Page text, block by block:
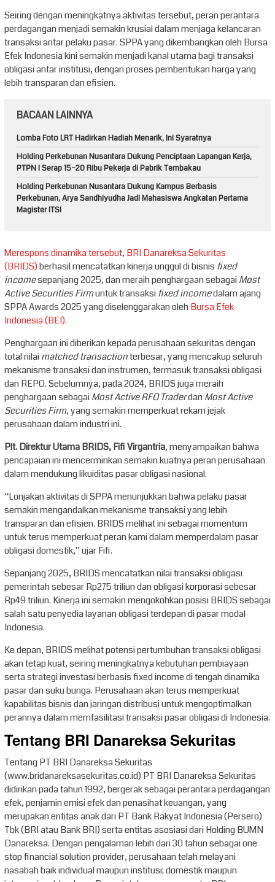
Seiring dengan meningkatnya aktivitas tersebut, peran perantara
perdagangan menjadi semakin krusial dalam menjaga kelancaran
transaksi antar pelaku pasar. SPPA yang dikembangkan oleh Bursa
Efek Indonesia kini semakin menjadi kanal utama bagi transaksi
obligasi antar institusi, dengan proses pembentukan harga yang
lebih transparan dan efisien.
BACAAN LAINNYA
Lomba Foto LRT Hadirkan Hadiah Menarik, Ini Syaratnya
Holding Perkebunan Nusantara Dukung Penciptaan Lapangan Kerja,
PTPN I Serap 15–20 Ribu Pekerja di Pabrik Tembakau
Holding Perkebunan Nusantara Dukung Kampus Berbasis
Perkebunan, Arya Sandhiyudha Jadi Mahasiswa Angkatan Pertama
Magister ITSI
Merespons dinamika tersebut, BRI Danareksa Sekuritas
(BRIDS)berhasil mencatatkan kinerja unggul di bisnis fixed
incomesepanjang 2025, dan meraih penghargaan sebagaiMost
Active Securities Firmuntuk transaksifixed incomedalam ajang
SPPA Awards 2025 yang diselenggarakan olehBursa Efek
Indonesia (BEI).
Penghargaan ini diberikan kepada perusahaan sekuritas dengan
total nilaimatched transactionterbesar, yang mencakup seluruh
mekanisme transaksi dan instrumen, termasuk transaksi obligasi
dan REPO. Sebelumnya, pada 2024, BRIDS juga meraih
penghargaan sebagaiMost Active RFO TraderdanMost Active
Securities Firm, yang semakin memperkuat rekam jejak
perusahaan dalam industri ini.
Plt. Direktur Utama BRIDS, Fifi Virgantria, menyampaikan bahwa
pencapaian ini mencerminkan semakin kuatnya peran perusahaan
dalam mendukung likuiditas pasar obligasi nasional.
“Lonjakan aktivitas di SPPA menunjukkan bahwa pelaku pasar
semakin mengandalkan mekanisme transaksi yang lebih
transparan dan efisien. BRIDS melihat ini sebagai momentum
untuk terus memperkuat peran kami dalam memperdalam pasar
obligasi domestik,” ujar Fifi.
Sepanjang 2025, BRIDS mencatatkan nilai transaksi obligasi
pemerintah sebesar Rp275 triliun dan obligasi korporasi sebesar
Rp49 triliun. Kinerja ini semakin mengokohkan posisi BRIDS sebagai
salah satu penyedia layanan obligasi terdepan di pasar modal
Indonesia.
Ke depan, BRIDS melihat potensi pertumbuhan transaksi obligasi
akan tetap kuat, seiring meningkatnya kebutuhan pembiayaan
serta strategi investasi berbasis fixed income di tengah dinamika
pasar dan suku bunga. Perusahaan akan terus memperkuat
kapabilitas bisnis dan jaringan distribusi untuk mengoptimalkan
perannya dalam memfasilitasi transaksi pasar obligasi di Indonesia.
Tentang BRI Danareksa Sekuritas
Tentang PT BRI Danareksa Sekuritas
(www.bridanareksasekuritas.co.id) PT BRI Danareksa Sekuritas
didirikan pada tahun 1992, bergerak sebagai perantara perdagangan
efek, penjamin emisi efek dan penasihat keuangan, yang
merupakan entitas anak dari PT Bank Rakyat Indonesia (Persero)
Tbk (BRI atau Bank BRI) serta entitas asosiasi dari Holding BUMN
Danareksa. Dengan pengalaman lebih dari 30 tahun sebagai one
stop financial solution provider, perusahaan telah melayani
nasabah baik individual maupun institusi; domestik maupun